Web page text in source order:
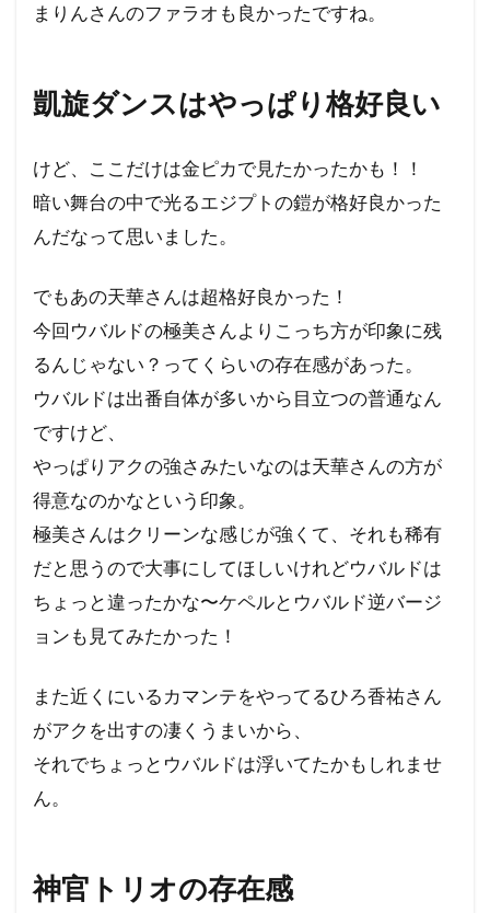
まりんさんのファラオも良かったですね。
凱旋ダンスはやっぱり格好良い
けど、ここだけは金ピカで見たかったかも！！
暗い舞台の中で光るエジプトの鎧が格好良かった
んだなって思いました。
でもあの天華さんは超格好良かった！
今回ウバルドの極美さんよりこっち方が印象に残
るんじゃない？ってくらいの存在感があった。
ウバルドは出番自体が多いから目立つの普通なん
ですけど、
やっぱりアクの強さみたいなのは天華さんの方が
得意なのかなという印象。
極美さんはクリーンな感じが強くて、それも稀有
だと思うので大事にしてほしいけれどウバルドは
ちょっと違ったかな〜ケペルとウバルド逆バージ
ョンも見てみたかった！
また近くにいるカマンテをやってるひろ香祐さん
がアクを出すの凄くうまいから、
それでちょっとウバルドは浮いてたかもしれませ
ん。
神官トリオの存在感